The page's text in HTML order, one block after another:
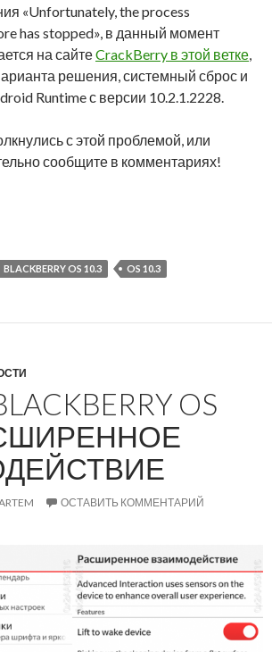
«Unfortunately, the process
has stopped», в данный момент
на сайтеCrackBerry в этой ветке,
решения, системный сброс и
Runtime с версии 10.2.1.2228.
с этой проблемой, или
сообщите в комментариях!
10.3: проблемы с запуском
BLACKBERRY OS 10.3 OS 10.3
OS
ОСТАВИТЬ КОММЕНТАРИЙ